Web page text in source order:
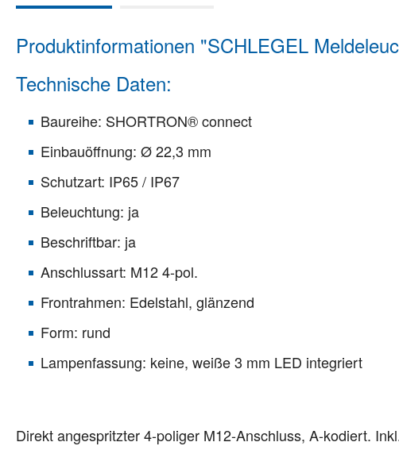
Produktinformationen "SCHLEGEL
Technische Daten:
Baureihe: SHORTRON® connect
Einbauöffnung: Ø 22,3 mm
Schutzart: IP65 / IP67
Beleuchtung: ja
Beschriftbar: ja
Anschlussart: M12 4-pol.
Frontrahmen: Edelstahl, glänzend
Form: rund
Lampenfassung: keine, weiße 3 mm LED integriert
Direkt angespritzter 4-poliger M12-Anschluss, A-kodiert.